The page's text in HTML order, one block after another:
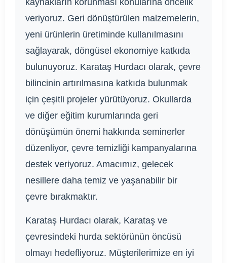
veriyoruz. Geri dönüştürülen malzemelerin,
yeni ürünlerin üretiminde kullanılmasını
sağlayarak, döngüsel ekonomiye katkıda
bulunuyoruz. Karataş Hurdacı olarak, çevre
bilincinin artırılmasına katkıda bulunmak
için çeşitli projeler yürütüyoruz. Okullarda
ve diğer eğitim kurumlarında geri
dönüşümün önemi hakkında seminerler
düzenliyor, çevre temizliği kampanyalarına
destek veriyoruz. Amacımız, gelecek
nesillere daha temiz ve yaşanabilir bir
çevre bırakmaktır.
Karataş Hurdacı olarak, Karataş ve
çevresindeki hurda sektörünün öncüsü
olmayı hedefliyoruz. Müşterilerimize en iyi